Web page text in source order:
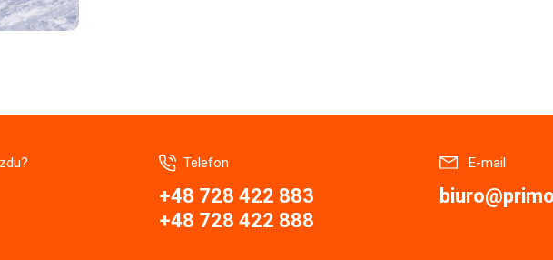
Telefon
+48 728 422 883
+48 728 422 888
E-mail